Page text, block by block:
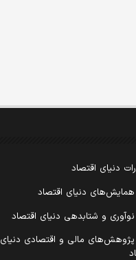
دنیای اقتصاد
همایش‌های دنیای اقتصاد
نوآوری و شتابدهی دنیای اقتصاد
پژوهش‌های مالی و اقتصادی دنیای